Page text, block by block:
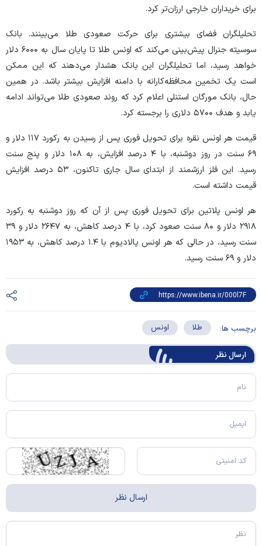
برای خریداران خارجی ارزان‌تر کرد.
تحلیلگران فضای بیشتری برای حرکت صعودی طلا می‌بینند. بانک
سوسیته جنرال پیش‌بینی می‌کند که اونس طلا تا پایان سال به ۶۰۰۰ دلار
خواهد رسید، اما تحلیلگران این بانک هشدار می‌دهند که این ممکن
است یک تخمین محافظه‌کارانه با دامنه افزایش بیشتر باشد. در همین
حال، بانک مورگان استنلی اعلام کرد که روند صعودی طلا می‌تواند ادامه
یابد و هدف ۵۷۰۰ دلاری را برجسته کرد.
قیمت هر اونس نقره برای تحویل فوری پس از رسیدن به رکورد ۱۱۷ دلار و
۶۹ سنت در روز دوشنبه، با ۴ درصد افزایش، به ۱۰۸ دلار و پنج سنت
رسید. این فلز ارزشمند از ابتدای سال جاری تاکنون، ۵۳ درصد افزایش
قیمت داشته است.
هر اونس پلاتین برای تحویل فوری پس از آن که روز دوشنبه به رکورد
۲۹۱۸ دلار و ۸۰ سنت صعود کرد، با ۴ درصد کاهش، به ۲۶۴۷ دلار و ۳۹
سنت رسید، در حالی که هر اونس پالادیوم با ۱.۴ درصد کاهش، به ۱۹۵۳
دلار و ۶۹ سنت رسید.
برچسب ها: طلا اونس
ارسال‌ نظر